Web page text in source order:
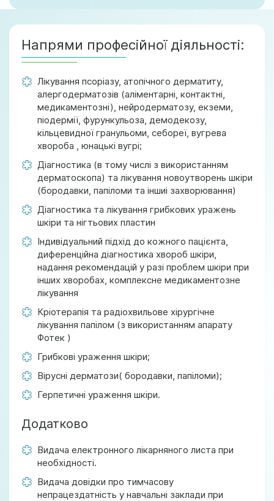
Напрями професійної діяльності:
Лікування псоріазу, атопічного дерматиту,
алергодерматозів (аліментарні, контактні,
медикаментозні), нейродерматозу, екземи,
піодермії, фурункульоза, демодекозу,
кільцевидної гранульоми, себореї, вугрева
хвороба , юнацькі вугрі;
Діагностика (в тому числі з використанням
дерматоскопа) та лікування новоутворень шкіри
(бородавки, папіломи та іншиі захворювання)
Діагностика та лікування грибкових уражень
шкіри та нігтьових пластин
Індивідуальний підхід до кожного пацієнта,
диференційна діагностика хвороб шкіри,
надання рекомендацій у разі проблем шкіри при
інших хворобах, комплексне медикаментозне
лікування
Кріотерапія та радіохвильове хірургічне
лікування папілом (з використанням апарату
Фотек )
Грибкові ураження шкіри;
Вірусні дерматози( бородавки, папіломи);
Герпетичні ураження шкіри.
Додатково
Видача електронного лікарняного листа при
необхідності.
Видача довідки про тимчасову
непрацездатність у навчальні заклади при